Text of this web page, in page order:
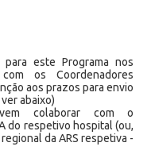
para este Programa nos
os Coordenadores
aos prazos para envio
abaixo)
colaborar com o
do respetivo hospital (ou,
da ARS respetiva -